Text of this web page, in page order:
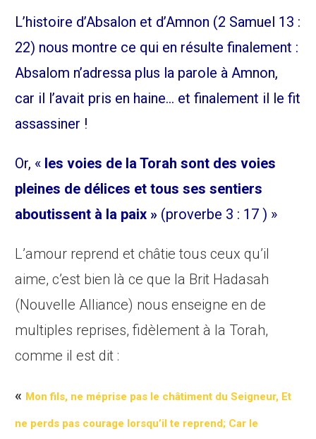
L’histoire d’Absalon et d’Amnon (2 Samuel 13 :
22) nous montre ce qui en résulte finalement :
Absalom n’adressa plus la parole à Amnon,
car il l’avait pris en haine… et finalement il le fit
assassiner !
Or, « les voies de la Torah sont des voies
pleines de délices et tous ses sentiers
aboutissent à la paix » (proverbe 3 : 17 ) »
L’amour reprend et châtie tous ceux qu’il
aime, c’est bien là ce que la Brit Hadasah
(Nouvelle Alliance) nous enseigne en de
multiples reprises, fidèlement à la Torah,
comme il est dit :
« Mon fils, ne méprise pas le châtiment du Seigneur, Et
ne perds pas courage lorsqu’il te reprend; Car le